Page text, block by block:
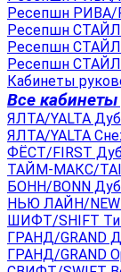
Ресепшн РИВА/
Ресепшн СТАЙЛ
Ресепшн СТАЙЛ
Ресепшн СТАЙЛ
Кабинеты
Все кабинеты
ЯЛТА/YALTA
ЯЛТА/YALTA
ФЁСТ/FIRST
ТАЙМ-МАКС/
БОНН/BONN
НЬЮ ЛАЙН/NEW
ШИФТ/SHIFT
ГРАНД/GRAND
ГРАНД/GRAND